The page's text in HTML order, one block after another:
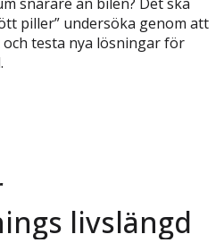
snarare än bilen? Det ska
piller” undersöka genom att
testa nya lösningar för
livslängd